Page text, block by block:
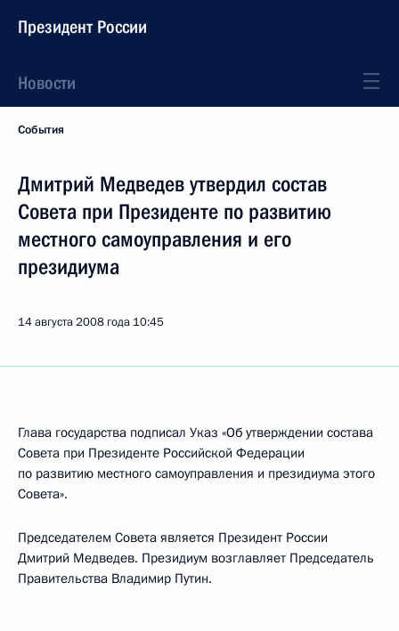
Президент России
Новости
События
Дмитрий Медведев утвердил состав
Совета при Президенте по развитию
местного самоуправления и его
президиума
14 августа 2008 года 10:45
Глава государства подписал Указ «Об утверждении состава
Совета при Президенте Российской Федерации
по развитию местного самоуправления и президиума этого
Совета».
Председателем Совета является Президент России
Дмитрий Медведев. Президиум возглавляет Председатель
Правительства Владимир Путин.